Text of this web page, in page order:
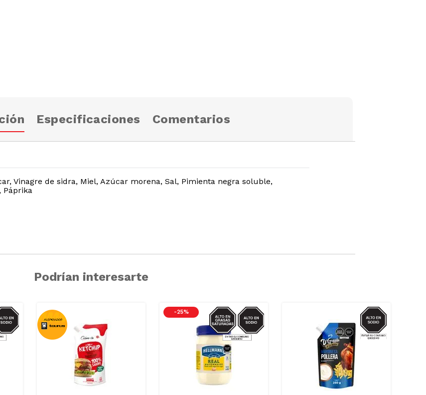
Especificaciones Comentarios
Vinagre de sidra, Miel, Azúcar morena, Sal, Pimienta negra soluble,
Páprika
Podrían interesarte
-25 %
SODIO/GRASAS-
SAT
SODIO